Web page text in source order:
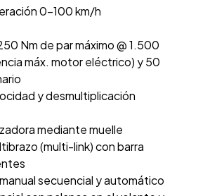
0-100 km/h
Nm de par máximo @ 1.500
máx. motor eléctrico) y 50
y desmultiplicación
mediante muelle
(multi-link) con barra
secuencial y automático